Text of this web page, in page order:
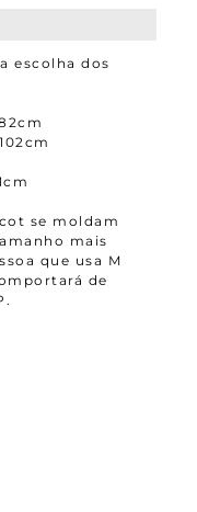
escolha dos
se moldam
mais
que usa M
de